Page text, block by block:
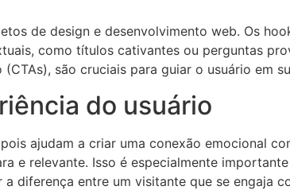
de design e desenvolvimento web. Os
como títulos cativantes ou perguntas
são cruciais para guiar o usuário em
do usuário
ajudam a criar uma conexão emocional
e relevante. Isso é especialmente
diferença entre um visitante que se engaja